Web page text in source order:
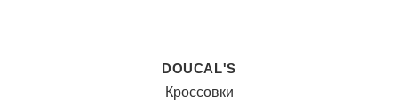
DOUCAL'S
Кроссовки